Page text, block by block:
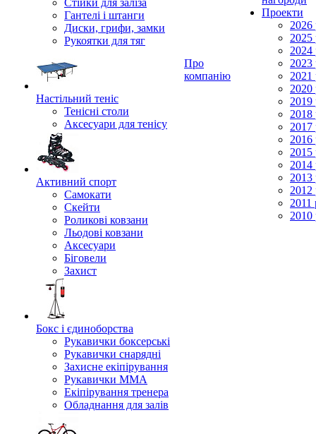
Стійки для заліза
Гантелі і штанги
Диски, грифи, замки
Рукоятки для тяг
Настільний теніс
Тенісні столи
Аксесуари для тенісу
Активний спорт
Самокати
Скейти
Роликові ковзани
Льодові ковзани
Аксесуари
Біговели
Захист
Бокс і єдиноборства
Рукавички боксерські
Рукавички снарядні
Захисне екіпірування
Рукавички ММА
Екіпірування тренера
Обладнання для залів
Про
компанію
Проекти
2026
2025
2024
2023
2021
2020
2019
2018
2017
2016
2015
2014
2013
2012
2011
2010